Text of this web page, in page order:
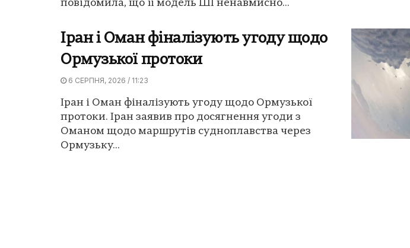
повідомила, що її модель ШІ ненавмисно...
Іран і Оман фіналізують угоду щодо
Ормузької протоки
6 СЕРПНЯ, 2026 / 11:23
Іран і Оман фіналізують угоду щодо Ормузької
протоки. Іран заявив про досягнення угоди з
Оманом щодо маршрутів судноплавства через
Ормузьку...